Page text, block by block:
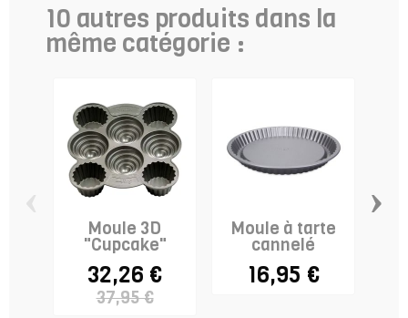
10 autres produits dans la
même catégorie :
Moule 3D
"Cupcake"
32,26 €
37,95 €
Moule à tarte
cannelé
16,95 €
›